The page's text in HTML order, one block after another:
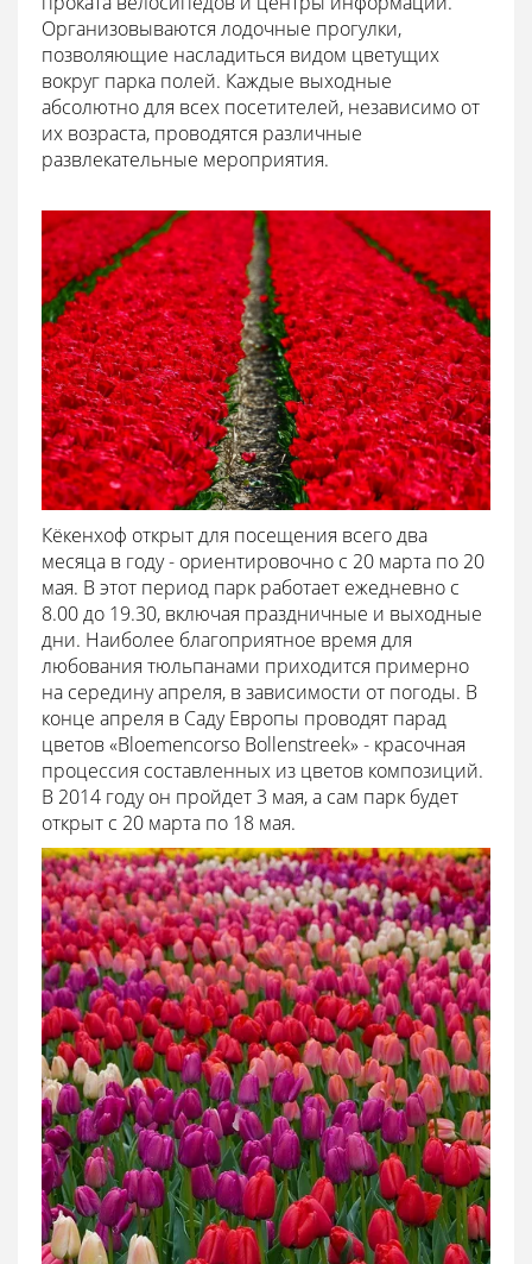
Организовываются лодочные прогулки,
позволяющие насладиться видом цветущих
вокруг парка полей. Каждые выходные
абсолютно для всех посетителей, независимо от
их возраста, проводятся различные
развлекательные мероприятия.
Кёкенхоф открыт для посещения всего два
месяца в году - ориентировочно с 20 марта по 20
мая. В этот период парк работает ежедневно с
8.00 до 19.30, включая праздничные и выходные
дни. Наиболее благоприятное время для
любования тюльпанами приходится примерно
на середину апреля, в зависимости от погоды. В
конце апреля в Саду Европы проводят парад
цветов «Bloemencorso Bollenstreek» - красочная
процессия составленных из цветов композиций.
В 2014 году он пройдет 3 мая, а сам парк будет
открыт с 20 марта по 18 мая.